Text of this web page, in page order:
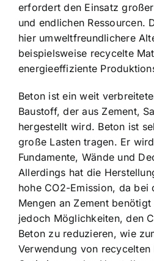
erfordert den Einsatz
und endlichen Ressourcen.
hier umweltfreundlichere
beispielsweise recycelte
energieeffiziente
Beton ist ein weit
Baustoff, der aus Zement,
hergestellt wird. Beton ist
große Lasten tragen. Er
Fundamente, Wände und
Allerdings hat die
hohe CO2-Emission, da
Mengen an Zement
jedoch Möglichkeiten, den
Beton zu reduzieren, wie
Verwendung von